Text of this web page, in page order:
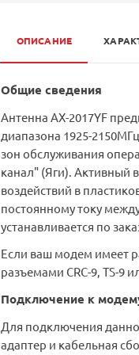
ОПИСАНИЕ
Общие сведения
Антенна AX-2017YF
диапазона 1925-
зон обслуживания
канал" (Яги). Активный
воздействий в
постоянному току
устанавливается по
Если ваш модем имеет
разъемами CRC-9, TS-9
Подключение к
Для подключения
адаптер и кабельная